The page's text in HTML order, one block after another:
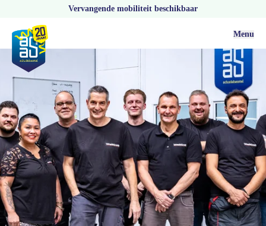
Vervangende mobiliteit beschikbaar
Menu
Vacatures